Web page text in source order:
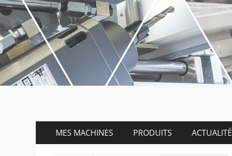
Menu
principal
MES MACHINES PRODUITS